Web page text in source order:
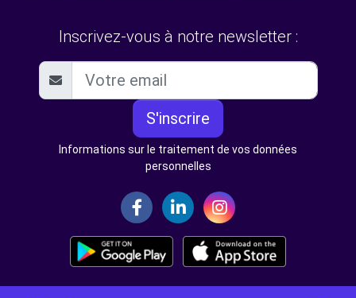
Inscrivez-vous à notre newsletter :
S'inscrire
Informations sur le traitement de vos données
personnelles